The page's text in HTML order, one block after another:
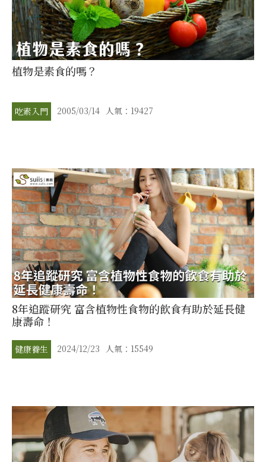
植物是素食的嗎？
吃素入門 2005/03/14 人氣：19427
8年追蹤研究 富含植物性食物的飲食有助於延長健
康壽命！
健康養生 2024/12/23 人氣：15549